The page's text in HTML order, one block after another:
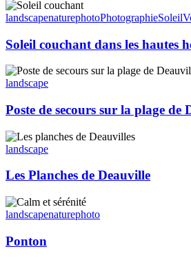
Soleil
couchant
les
hautes
herbes
landscapenaturephotoPhotographieSoleil
Soleil couchant dans les hautes
Poste
de
sur
la
plage
de
Deauville
landscape
Poste de secours sur la plage de
Les
Planches
Deauville
landscape
Les Planches de Deauville
Ponton
landscapenaturephoto
Ponton